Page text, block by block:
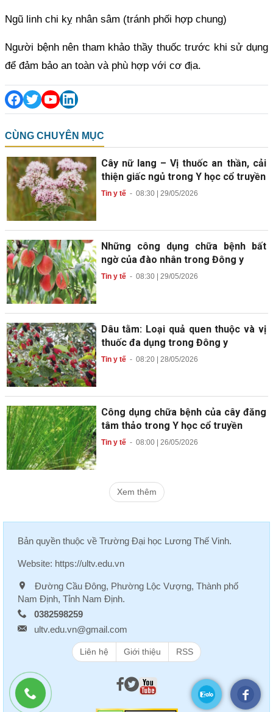
Ngũ linh chi kỵ nhân sâm (tránh phối hợp chung)
Người bệnh nên tham khảo thầy thuốc trước khi sử dụng
để đảm bảo an toàn và phù hợp với cơ địa.
CÙNG CHUYÊN MỤC
Cây nữ lang – Vị thuốc an thần, cải
thiện giấc ngủ trong Y học cổ truyền
Tin y tế- 08:30 | 29/05/2026
Những công dụng chữa bệnh bất
ngờ của đào nhân trong Đông y
Tin y tế- 08:30 | 29/05/2026
Dâu tằm: Loại quả quen thuộc và vị
thuốc đa dụng trong Đông y
Tin y tế- 08:20 | 28/05/2026
Công dụng chữa bệnh của cây đăng
tâm thảo trong Y học cổ truyền
Tin y tế- 08:00 | 26/05/2026
Xem thêm
Bản quyền thuộc về Trường Đại học Lương Thế Vinh.
Website: https://ultv.edu.vn
Đường Cầu Đông, Phường Lộc Vượng, Thành phố
Nam Định, Tỉnh Nam Định.
0382598259
ultv.edu.vn@gmail.com
Liên hệ Giới thiệu RSS